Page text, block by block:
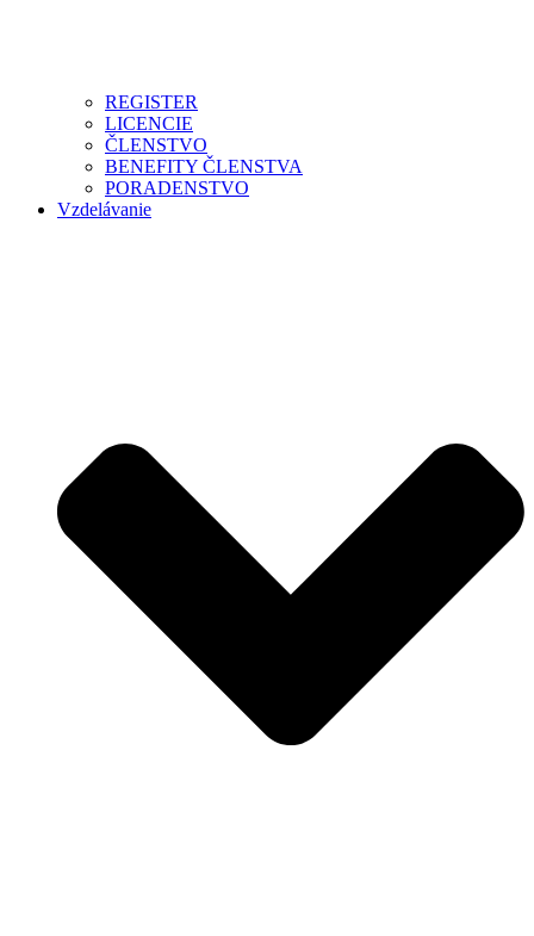
REGISTER
LICENCIE
ČLENSTVO
BENEFITY ČLENSTVA
PORADENSTVO
Vzdelávanie